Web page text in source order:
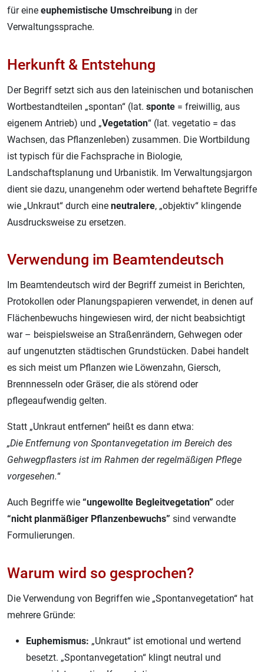
für eine euphemistische Umschreibung in der
Verwaltungssprache.
Herkunft & Entstehung
Der Begriff setzt sich aus den lateinischen und botanischen
Wortbestandteilen „spontan“ (lat. sponte = freiwillig, aus
eigenem Antrieb) und „Vegetation“ (lat. vegetatio = das
Wachsen, das Pflanzenleben) zusammen. Die Wortbildung
ist typisch für die Fachsprache in Biologie,
Landschaftsplanung und Urbanistik. Im Verwaltungsjargon
dient sie dazu, unangenehm oder wertend behaftete Begriffe
wie „Unkraut“ durch eine neutralere, „objektiv“ klingende
Ausdrucksweise zu ersetzen.
Verwendung im Beamtendeutsch
Im Beamtendeutsch wird der Begriff zumeist in Berichten,
Protokollen oder Planungspapieren verwendet, in denen auf
Flächenbewuchs hingewiesen wird, der nicht beabsichtigt
war – beispielsweise an Straßenrändern, Gehwegen oder
auf ungenutzten städtischen Grundstücken. Dabei handelt
es sich meist um Pflanzen wie Löwenzahn, Giersch,
Brennnesseln oder Gräser, die als störend oder
pflegeaufwendig gelten.
Statt „Unkraut entfernen“ heißt es dann etwa:
„Die Entfernung von Spontanvegetation im Bereich des
Gehwegpflasters ist im Rahmen der regelmäßigen Pflege
vorgesehen.“
Auch Begriffe wie “ungewollte Begleitvegetation” oder
“nicht planmäßiger Pflanzenbewuchs” sind verwandte
Formulierungen.
Warum wird so gesprochen?
Die Verwendung von Begriffen wie „Spontanvegetation“ hat
mehrere Gründe:
Euphemismus: „Unkraut“ ist emotional und wertend
besetzt. „Spontanvegetation“ klingt neutral und